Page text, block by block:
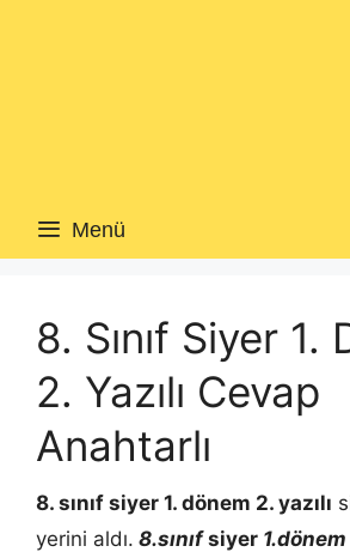
Menü
8. Sınıf Siyer 1.
2. Yazılı Cevap
Anahtarlı
8. sınıf siyer 1. dönem 2. yazılı
yerini aldı. 8.sınıfsiyer 1.dönem